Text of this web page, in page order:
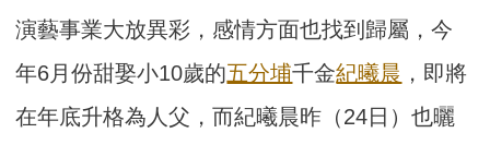
演藝事業大放異彩，感情方面也找到歸屬，今
年6月份甜娶小10歲的五分埔千金紀曦晨 ，即將
在年底升格為人父，而紀曦晨昨（24日）也曬